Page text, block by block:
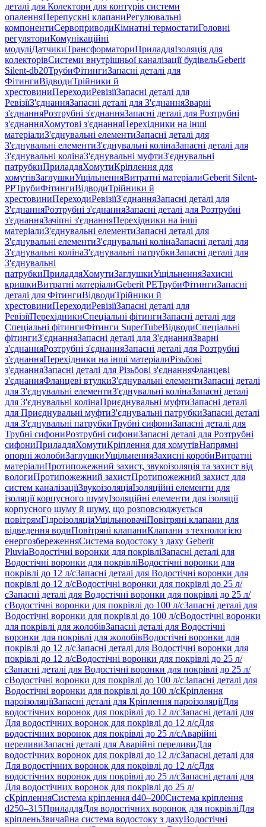
деталі для Колектори для контурів системи
опаленняПерепускні клапаниРегулювальні
компонентиСервоприводиКімнатні термостатиГоловні
регуляториКомунікаційні
модуліДатчикиТрансформаториПриладдяІзоляція для
колекторівСистеми внутрішньої каналізації будівельGeberit
Silent-db20ТрубиФітингиЗапасні деталі для
ФітингиВідводиТрійники й
хрестовиниПереходиРевізіїЗапасні деталі для
РевізіїЗ'єднанняЗапасні деталі для З'єднанняЗварні
з'єднанняРозтрубні з'єднанняЗапасні деталі для Розтрубні
з'єднанняХомутові з'єднанняПерехідники на інші
матеріалиЗ'єднувальні елементиЗапасні деталі для
З'єднувальні елементиЗ'єднувальні колінаЗапасні деталі для
З'єднувальні колінаЗ'єднувальні муфтиЗ'єднувальні
патрубкиПриладдяХомутиКріплення для
хомутівЗаглушкиУщільненняВитратні матеріалиGeberit Silent-
PPТрубиФітингиВідводиТрійники й
хрестовиниПереходиРевізіїЗ'єднанняЗапасні деталі для
З'єднанняРозтрубні з'єднанняЗапасні деталі для Розтрубні
з'єднанняЗачіпні з'єднанняПерехідники на інші
матеріалиЗ'єднувальні елементиЗапасні деталі для
З'єднувальні елементиЗ'єднувальні колінаЗапасні деталі для
З'єднувальні колінаЗ'єднувальні патрубкиЗапасні деталі для
З'єднувальні
патрубкиПриладдяХомутиЗаглушкиУщільненняЗахисні
кришкиВитратні матеріалиGeberit PEТрубиФітингиЗапасні
деталі для ФітингиВідводиТрійники й
хрестовиниПереходиРевізіїЗапасні деталі для
РевізіїПерехідникиСпеціальні фітингиЗапасні деталі для
Спеціальні фітингиФітинги SuperTubeВідводиСпеціальні
фітингиЗ'єднанняЗапасні деталі для З'єднанняЗварні
з'єднанняРозтрубні з'єднанняЗапасні деталі для Розтрубні
з'єднанняПерехідники на інші матеріалиРізьбові
з'єднанняЗапасні деталі для Різьбові з'єднанняФланцеві
з'єднанняФланцеві втулкиЗ'єднувальні елементиЗапасні деталі
для З'єднувальні елементиЗ'єднувальні колінаЗапасні деталі
для З'єднувальні колінаПриєднувальні муфтиЗапасні деталі
для Приєднувальні муфтиЗ'єднувальні патрубкиЗапасні деталі
для З'єднувальні патрубкиТрубні сифониЗапасні деталі для
Трубні сифониРозтрубні сифониЗапасні деталі для Розтрубні
сифониПриладдяХомутиКріплення для хомутівНапрямні
опорні жолобиЗаглушкиУщільненняЗахисні коробиВитратні
матеріалиПротипожежний захист, звукоізоляція та захист від
вологиПротипожежний захистПротипожежний захист для
систем каналізаціїЗвукоізоляціяІзоляційні елементи для
ізоляції корпусного шумуІзоляційні елементи для ізоляції
корпусного шуму й шуму, що розповсюджується
повітрямГідроізоляціяУщільнювачіПовітряні клапани для
відведення водиПовітряні клапаниКлапани з технологією
енергозбереженняСистема водостоку з даху Geberit
PluviaВодостічні воронки для покрівліЗапасні деталі для
Водостічні воронки для покрівліВодостічні воронки для
покрівлі до 12 л/сЗапасні деталі для Водостічні воронки для
покрівлі до 12 л/сВодостічні воронки для покрівлі до 25 л/
сЗапасні деталі для Водостічні воронки для покрівлі до 25 л/
сВодостічні воронки для покрівлі до 100 л/сЗапасні деталі для
Водостічні воронки для покрівлі до 100 л/сВодостічні воронки
для покрівлі для жолобівЗапасні деталі для Водостічні
воронки для покрівлі для жолобівВодостічні воронки для
покрівлі до 12 л/сЗапасні деталі для Водостічні воронки для
покрівлі до 12 л/сВодостічні воронки для покрівлі до 25 л/
сЗапасні деталі для Водостічні воронки для покрівлі до 25 л/
сВодостічні воронки для покрівлі до 100 л/сЗапасні деталі для
Водостічні воронки для покрівлі до 100 л/сКріплення
пароізоляціїЗапасні деталі для Кріплення пароізоляціїДля
водостічних воронок для покрівлі до 12 л/сЗапасні деталі для
Для водостічних воронок для покрівлі до 12 л/сДля
водостічних воронок для покрівлі до 25 л/сАварійні
переливиЗапасні деталі для Аварійні переливиДля
водостічних воронок для покрівлі до 12 л/сЗапасні деталі для
Для водостічних воронок для покрівлі до 12 л/сДля
водостічних воронок для покрівлі до 25 л/сЗапасні деталі для
Для водостічних воронок для покрівлі до 25 л/
сКріпленняСистема кріплення d40–200Система кріплення
d250–315ПриладдяДля водостічних воронок для покрівліДля
кріпленьЗвичайна система водостоку з дахуВодостічні